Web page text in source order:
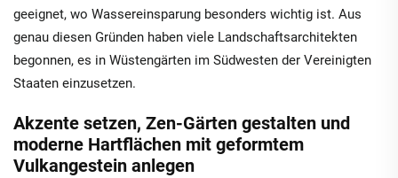
geeignet, wo Wassereinsparung besonders wichtig ist. Aus
genau diesen Gründen haben viele Landschaftsarchitekten
begonnen, es in Wüstengärten im Südwesten der Vereinigten
Staaten einzusetzen.
Akzente setzen, Zen-Gärten gestalten und
moderne Hartflächen mit geformtem
Vulkangestein anlegen